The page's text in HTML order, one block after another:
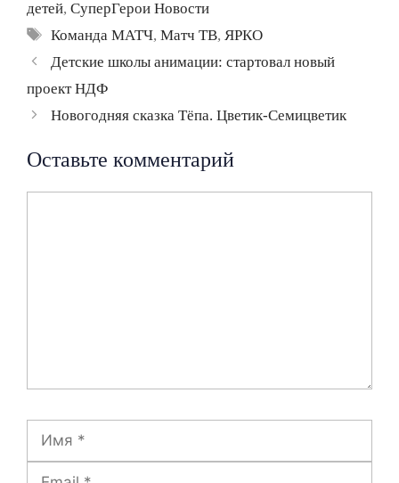
детей, СуперГерои Новости
Метки
Команда МАТЧ,Матч ТВ, ЯРКО
Навигация
Детские школы анимации: стартовал новый
проект НДФ
Новогодняя сказка Тёпа. Цветик-Семицветик
Оставьте комментарий
Имя
Email